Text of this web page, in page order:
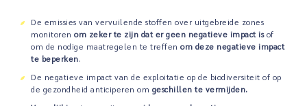
De emissies van vervuilende stoffen over uitgebreide zones
monitorenom zeker te zijn dat er geen negatieve impact isof
om de nodige maatregelen te treffenom deze negatieve impact
te beperken.
De negatieve impact van de exploitatie op de biodiversiteit of op
de gezondheid anticiperen om geschillen te vermijden.